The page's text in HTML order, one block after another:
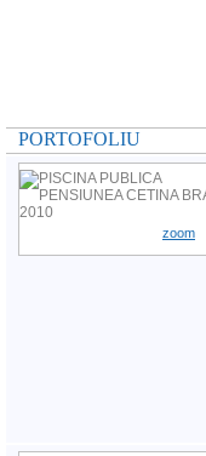
PORTOFOLIU
zoom